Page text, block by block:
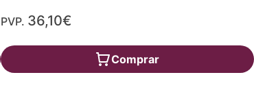
PVP. 36,10€
Comprar